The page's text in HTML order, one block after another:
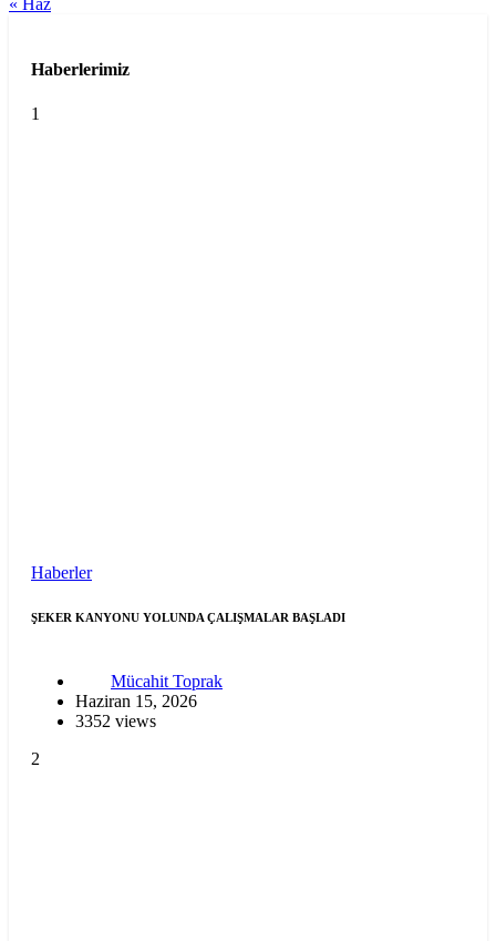
« Haz
Haberlerimiz
1
Haberler
ŞEKER KANYONU YOLUNDA ÇALIŞMALAR BAŞLADI
Mücahit Toprak
Haziran 15, 2026
3352 views
2